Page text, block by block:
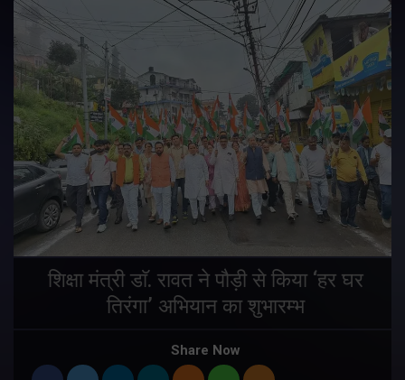
शिक्षा मंत्री डाॅ. रावत ने पौड़ी से किया ‘हर घर
तिरंगा’ अभियान का शुभारम्भ
Share Now